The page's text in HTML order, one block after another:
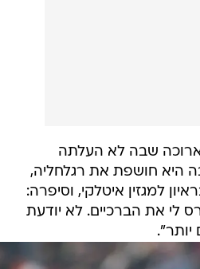
שבה לא העלתה
היא חושפת את רגלחליה,
למגזין איטלקי, וסיפרה:
לי את הברכיים. לא יודעת